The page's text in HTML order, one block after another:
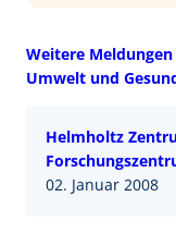
Weitere
Umwelt und
Helmholtz
02. Januar 2008